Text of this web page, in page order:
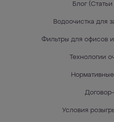
Блог
Водоочистка для
Фильтры для офисов
Технологии
Условия